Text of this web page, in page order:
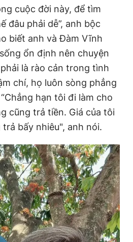
cuộc đời này, để tìm
đâu phải dễ”, anh bộc
biết anh và Đàm Vĩnh
ổn định nên chuyện
là rào cản trong tình
chí, họ luôn sòng phẳng
hạn tôi đi làm cho
cũng trả tiền. Giá của tôi
bấy nhiêu", anh nói.